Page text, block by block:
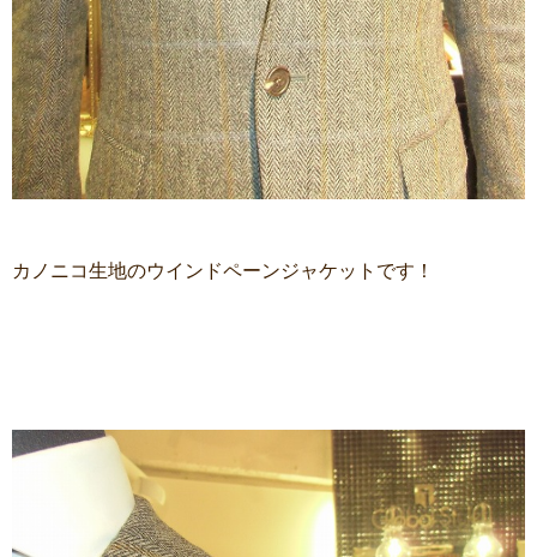
カノニコ生地のウインドペーンジャケットです！